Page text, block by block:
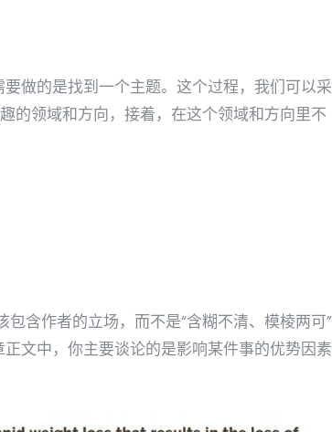
做的是找到一个主题。这个过程，我们可以采
的领域和方向，接着，在这个领域和方向里不
含作者的立场，而不是“含糊不清、模棱两可”
文中，你主要谈论的是影响某件事的优势因素